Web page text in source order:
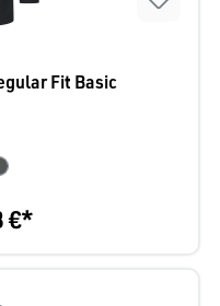
Fit Basic
€*